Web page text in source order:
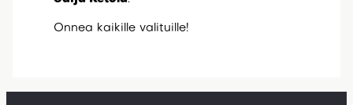
Onnea kaikille valituille!